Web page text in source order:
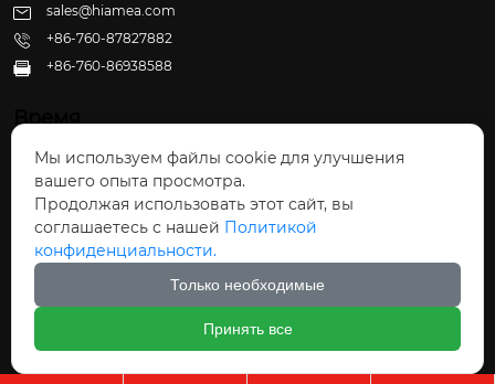
sales@hiamea.com
+86-760-87827882
 +86-760-86938588
Время
Пн - Пт: 09:30 - 22:00
Сб - Вс: 10:00 - 22:30
Авторское право©ООО Чжуншань Хайвэй
Кухонные Принадлежности
Мы используем файлы cookie для улучшения
вашего опыта просмотра.
Продолжая использовать этот сайт, вы
соглашаетесь с нашей Политикой
конфиденциальности.
Только необходимые
Принять все